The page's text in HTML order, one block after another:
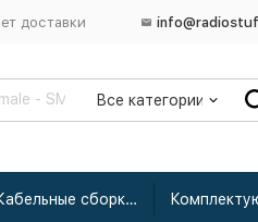
доставки
Все категории
Кабельные сборки радиочастотные